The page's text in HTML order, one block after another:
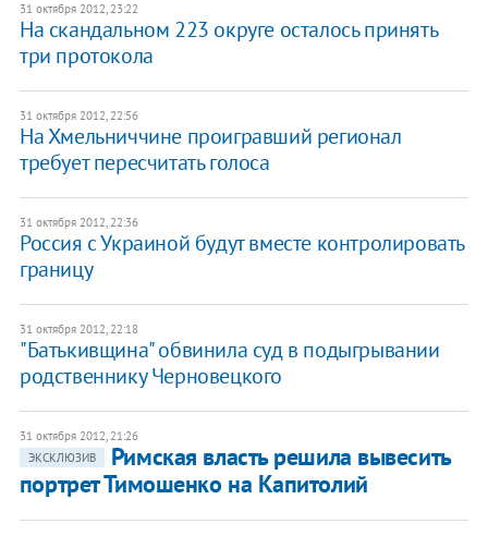
31 октября 2012, 23:22
На скандальном 223 округе осталось принять
три протокола
31 октября 2012, 22:56
На Хмельниччине проигравший регионал
требует пересчитать голоса
31 октября 2012, 22:36
Россия с Украиной будут вместе контролировать
границу
31 октября 2012, 22:18
"Батькивщина" обвинила суд в подыгрывании
родственнику Черновецкого
31 октября 2012, 21:26
ЭКСКЛЮЗИВ
Римская власть решила вывесить
портрет Тимошенко на Капитолий